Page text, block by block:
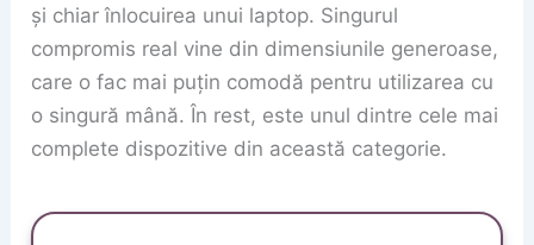
și chiar înlocuirea unui laptop. Singurul
compromis real vine din dimensiunile generoase,
care o fac mai puțin comodă pentru utilizarea cu
o singură mână. În rest, este unul dintre cele mai
complete dispozitive din această categorie.